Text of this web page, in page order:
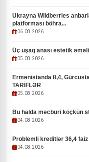
Ukrayna Wildberries
platforması böhra...
06.08.2026
Üç uşaq anası estetik
05.08.2026
Ermənistanda 8,4,
TARİFLƏR
05.08.2026
Bu halda məcburi köçkün
04.08.2026
Problemli kreditlər 36,4 faiz
04.08.2026